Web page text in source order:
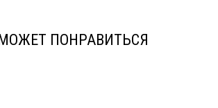
ПОНРАВИТЬСЯ